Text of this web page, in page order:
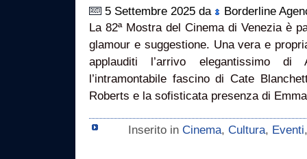
5 Settembre 2025 da
Borderline
La 82ª Mostra del Cinema di Venezia è
glamour e suggestione. Una vera e
applauditi l’arrivo elegantissimo
l’intramontabile fascino di Cate
Roberts e la sofisticata presenza di
Inserito in Cinema, Cultura, Eventi